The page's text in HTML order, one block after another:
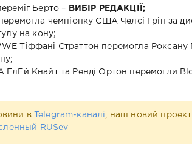
Берто –
ВИБІР РЕДАКЦІЇ;
чемпіонку США Челсі Грін за
на кону;
Тіффані Страттон перемогла Роксану
ЕлЕй Кнайт та Ренді Ортон перемогли
в Telegram-каналі
, наш новий проект
RUSev